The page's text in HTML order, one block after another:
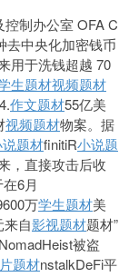
制办公室 OFA C
去中央化加密钱币
用于洗钱超越 70
生题材视频题材
作文题材55亿美
视频题材物案。据
题材finitiR小说题
，直接攻击后收
6月
万学生题材美
自影视题材题材”
被盗
题材nstalkDeFi平